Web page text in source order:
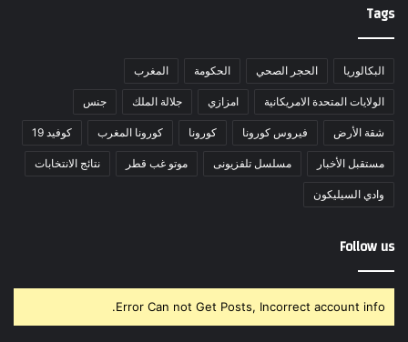
Tags
البكالوريا الحجر الصحي الحكومة المغرب
الولايات المتحدة الامريكانية امزازي جلالة الملك جنس
شقة الأرض فيروس كورونا كورونا كورونا المغرب كوفيد 19
مستقبل الأخبار مسلسل تلفزيونى موتو غب قطر نتائج الانتخابات
وادي السيليكون
Follow us
Error Can not Get Posts, Incorrect account info.